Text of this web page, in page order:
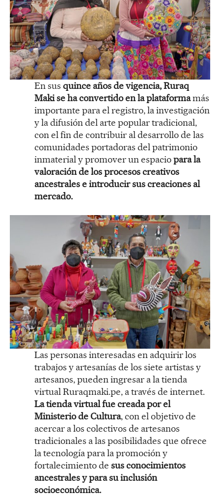
En sus quince años de vigencia, Ruraq
Maki se ha convertido en la plataformamás
importante para el registro, la investigación
y la difusión del arte popular tradicional,
con el fin de contribuir al desarrollo de las
comunidades portadoras del patrimonio
inmaterial y promover un espaciopara la
valoración de los procesos creativos
ancestrales e introducir sus creaciones al
mercado.
Las personas interesadas en adquirir los
trabajos y artesanías de los siete artistas y
artesanos, pueden ingresar a la tienda
virtual Ruraqmaki.pe, a través de internet.
La tienda virtual fue creada por el
Ministerio de Cultura, con el objetivo de
acercar a los colectivos de artesanos
tradicionales a las posibilidades que ofrece
la tecnología para la promoción y
fortalecimiento de sus conocimientos
ancestrales y para su inclusión
socioeconómica.